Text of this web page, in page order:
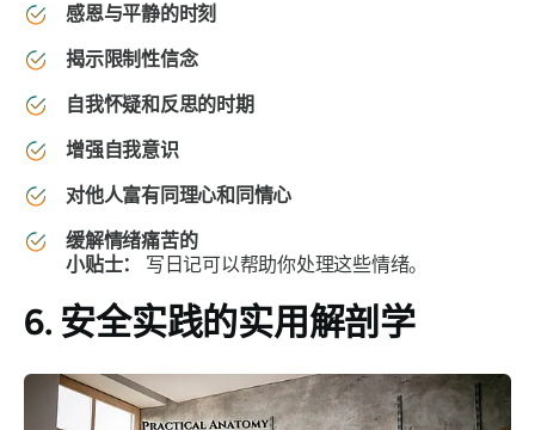
感恩与平静的时刻
揭示限制性信念
自我怀疑和反思的时期
增强自我意识
对他人富有同理心和同情心
缓解情绪痛苦的
小贴士：
写日记可以帮助你处理这些情绪。
6. 安全实践的实用解剖学